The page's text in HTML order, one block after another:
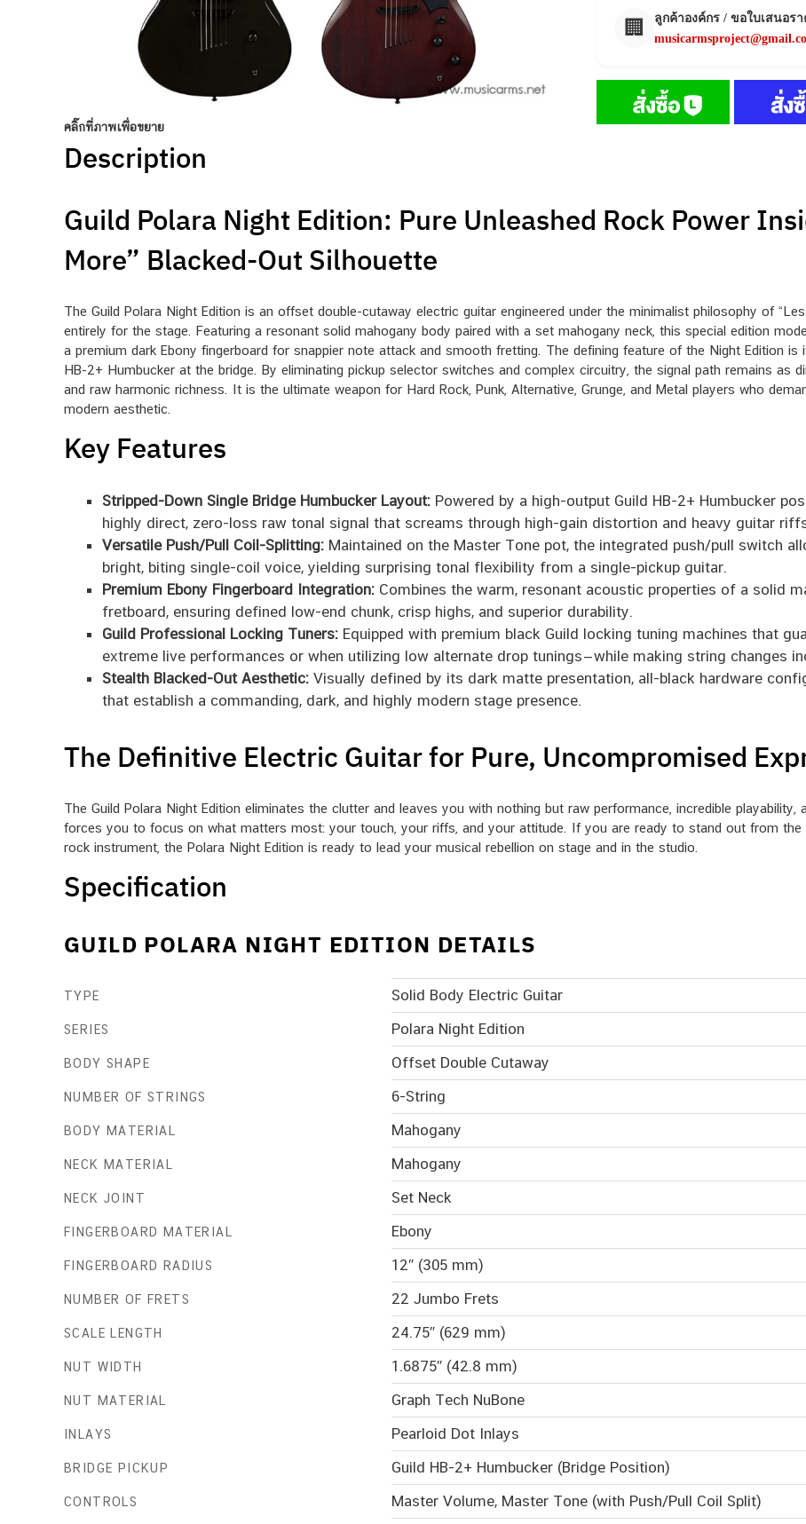
คลิ๊กที่ภาพเพื่อขยาย
🏢
ลูกค้าองค์กร / ขอใบเสนอรา
Description
Guild Polara Night Edition: Pure Unleashed Rock Power
More” Blacked-Out Silhouette
The Guild Polara Night Edition is an offset double-cutaway electric guitar engineered under the minimalist philosophy of
entirely for the stage. Featuring a resonant solid mahogany body paired with a set mahogany neck, this special edition
a premium dark Ebony fingerboard for snappier note attack and smooth fretting. The defining feature of the Night Edition is
HB-2+ Humbucker at the bridge. By eliminating pickup selector switches and complex circuitry, the signal path remains as
and raw harmonic richness. It is the ultimate weapon for Hard Rock, Punk, Alternative, Grunge, and Metal players who
modern aesthetic.
Key Features
Stripped-Down Single Bridge Humbucker Layout:Powered by a high-output Guild HB-2+ Humbucker
highly direct, zero-loss raw tonal signal that screams through high-gain distortion and heavy guitar
Versatile Push/Pull Coil-Splitting:Maintained on the Master Tone pot, the integrated push/pull switch
bright, biting single-coil voice, yielding surprising tonal flexibility from a single-pickup guitar.
Premium Ebony Fingerboard Integration:Combines the warm, resonant acoustic properties of a solid
fretboard, ensuring defined low-end chunk, crisp highs, and superior durability.
Guild Professional Locking Tuners:Equipped with premium black Guild locking tuning machines that
extreme live performances or when utilizing low alternate drop tunings—while making string changes
Stealth Blacked-Out Aesthetic:Visually defined by its dark matte presentation, all-black hardware
that establish a commanding, dark, and highly modern stage presence.
The Definitive Electric Guitar for Pure, Uncompromised
The Guild Polara Night Edition eliminates the clutter and leaves you with nothing but raw performance, incredible
forces you to focus on what matters most: your touch, your riffs, and your attitude. If you are ready to stand out from the
rock instrument, the Polara Night Edition is ready to lead your musical rebellion on stage and in the studio.
Specification
GUILD POLARA NIGHT EDITION DETAILS
TYPE Solid Body Electric Guitar
SERIES Polara Night Edition
BODY SHAPE Offset Double Cutaway
NUMBER OF STRINGS 6-String
BODY MATERIAL Mahogany
NECK MATERIAL Mahogany
NECK JOINT Set Neck
FINGERBOARD MATERIAL Ebony
FINGERBOARD RADIUS 12″ (305 mm)
NUMBER OF FRETS 22 Jumbo Frets
SCALE LENGTH 24.75″ (629 mm)
NUT WIDTH 1.6875″ (42.8 mm)
NUT MATERIAL Graph Tech NuBone
INLAYS Pearloid Dot Inlays
BRIDGE PICKUP Guild HB-2+ Humbucker (Bridge Position)
CONTROLS Master Volume, Master Tone (with Push/Pull Coil Split)